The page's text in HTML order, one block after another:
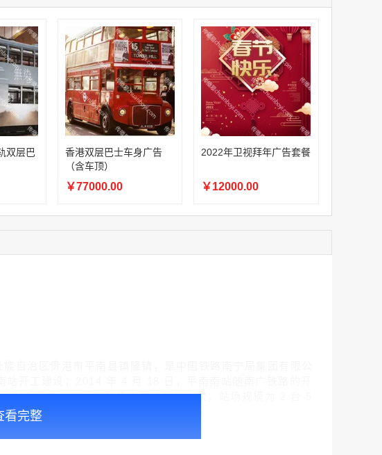
系了该媒体所在商家
系了该媒体所在商家
系了该媒体所在商家
系了该媒体所在商家
￥27600.00
香港双层巴士车身广告（含车顶）
双层巴
香港双层巴士车身广告
（含车顶）
￥77000.00
2022年卫视拜年广告套餐
￥12000.00
平方米，最高聚集人数 1000 人次；站场规模为 2 台 5
看完整